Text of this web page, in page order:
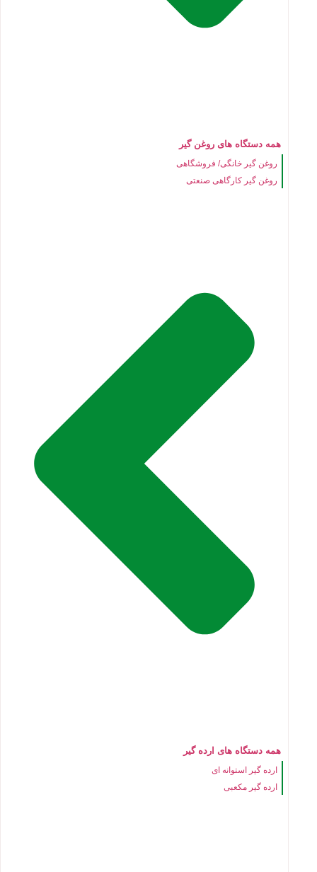
همه دستگاه های روغن گیر
روغن گیر خانگی/ فروشگاهی
روغن گیر کارگاهی صنعتی
همه دستگاه های ارده گیر
ارده گیر استوانه ای
ارده گیر مکعبی